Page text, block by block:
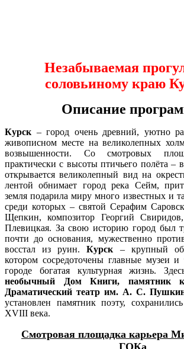
Незабываемая
соловьиному краю
Описание
Курск – город очень древний, уютно
живописном месте на великолепных
возвышенности. Со смотровых
практически с высоты птичьего полёта –
открывается великолепный вид на
лентой обнимает город река Сейм,
земля подарила миру много известных и
среди которых – святой Серафим
Щепкин, композитор Георгий
Плевицкая. За свою историю город был
почти до основания, мужественно
восстал из руин.
Курск
– крупный
котором сосредоточены главные музеи и
городе богатая культурная жизнь.
необычный Дом Книги, памятник
Драматический театр им. А. С.
установлен памятник поэту,
XVIII века.
Смотровая площадка карьера
ГОКа